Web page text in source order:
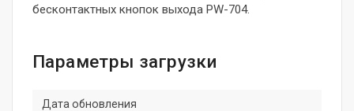
бесконтактных кнопок выхода PW-704.
Параметры загрузки
Дата обновления